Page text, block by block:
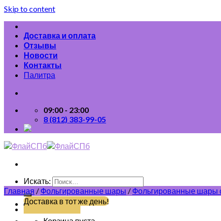
Skip to content
Доставка и оплата
Отзывы
Новости
Контакты
Палитра
09:00 - 23:00
8 (812) 383-99-05
Искать:
(812) 383-99-05
Доставка в тот же день!
Главная / Фольгированные шары / Фольгированные шары